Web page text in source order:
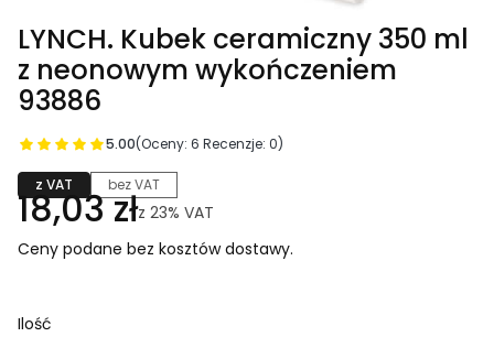
LYNCH. Kubek ceramiczny 350 ml
z neonowym wykończeniem
93886
5.00(Oceny: 6 Recenzje: 0)
z VAT bez VAT
18,03 złz 23% VAT
Ceny podane bez kosztów dostawy.
Ilość